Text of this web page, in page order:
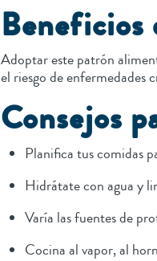
Beneficios
Adoptar este patrón
el riesgo de enfermedades
Consejos
Planifica tus comidas
Hidrátate con agua y
Varía las fuentes de
Cocina al vapor, al